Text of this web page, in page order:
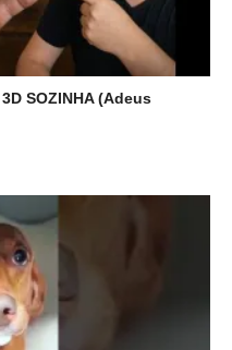
SOZINHA (Adeus